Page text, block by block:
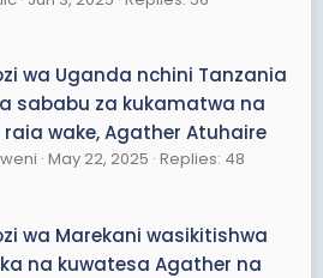
wa Uganda nchini Tanzania
sababu za kukamatwa na
raia wake, Agather Atuhaire
May 22, 2025 Replies: 48
wa Marekani wasikitishwa
na kuwatesa Agather na